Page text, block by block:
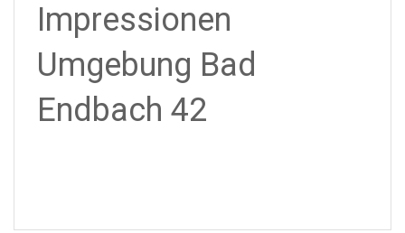
Impressionen
Umgebung Bad
Endbach 42